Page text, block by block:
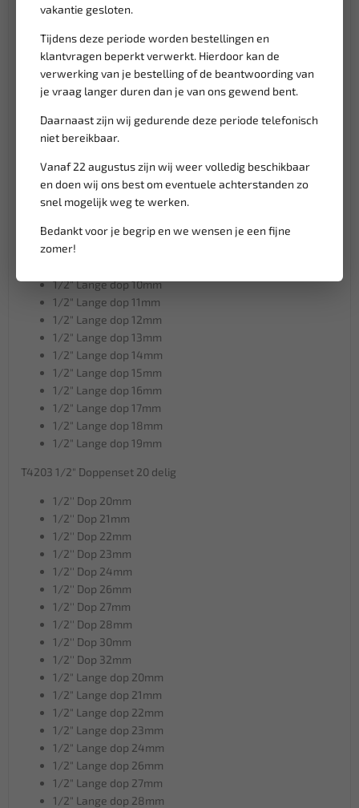
vakantie gesloten.
Tijdens deze periode worden bestellingen en
klantvragen beperkt verwerkt. Hierdoor kan de
verwerking van je bestelling of de beantwoording van
je vraag langer duren dan je van ons gewend bent.
Daarnaast zijn wij gedurende deze periode telefonisch
niet bereikbaar.
Vanaf 22 augustus zijn wij weer volledig beschikbaar
en doen wij ons best om eventuele achterstanden zo
snel mogelijk weg te werken.
Bedankt voor je begrip en we wensen je een fijne
zomer!
T4248 1/2" Doppenset 24 delig
1/2'' Dop 8mm
1/2" Dop 9mm
1/2'' Dop 10mm
1/2'' Dop 11mm
1/2'' Dop 13mm
1/2'' Dop 14mm
1/2'' Dop 15mm
1/2'' Dop 16mm
1/2'' Dop 17mm
1/2'' Dop 19mm
1/2" Lange dop 8mm
1/2" Lange dop 10mm
1/2" Lange dop 11mm
1/2" Lange dop 12mm
1/2" Lange dop 13mm
1/2" Lange dop 14mm
1/2" Lange dop 15mm
1/2" Lange dop 16mm
1/2" Lange dop 17mm
1/2" Lange dop 18mm
1/2" Lange dop 19mm
T4203 1/2" Doppenset 20 delig
1/2'' Dop 20mm
1/2'' Dop 21mm
1/2'' Dop 22mm
1/2'' Dop 23mm
1/2'' Dop 24mm
1/2'' Dop 26mm
1/2'' Dop 27mm
1/2'' Dop 28mm
1/2'' Dop 30mm
1/2'' Dop 32mm
1/2" Lange dop 20mm
1/2" Lange dop 21mm
1/2" Lange dop 22mm
1/2" Lange dop 23mm
1/2" Lange dop 24mm
1/2" Lange dop 26mm
1/2" Lange dop 27mm
1/2" Lange dop 28mm